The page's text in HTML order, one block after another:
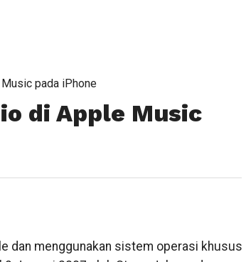
pada iPhone
di Apple Music
dan menggunakan sistem operasi khusus